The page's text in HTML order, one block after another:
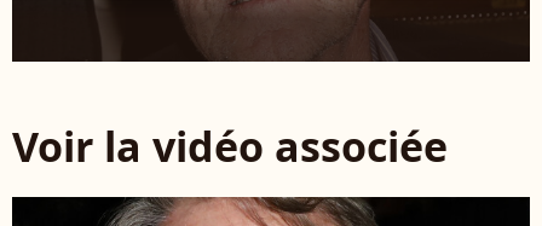
Voir la vidéo associée